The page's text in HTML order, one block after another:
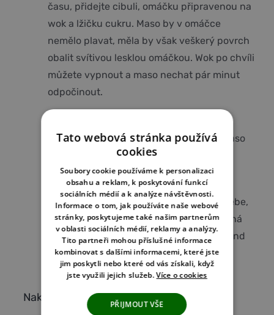
času, přidejte cibuli, omáčku připravenou na
wok a lžičku cukru. Maso by v omáčce
nemělo plavat, měla by však veškerý povrch
obalit svítivou lesklou omáčkou. Wok po chvíli
můžete vypnout a maso nechat pár minut
odpočinout.
salátu a rajčat, při konzumaci můžete maso
namáčet do limetkovo - pepřového dipu.
Podávejte s rýží.
Tip: Poměr omáček můžete ladit podle sebe,
stejně tak množství pepře. Takto to chutná
nám, dejte vědět jaký je Váš oblíbený blend
;-)
Nakupte si pepř na našem e-shopu
Tato webová stránka používá
cookies
Soubory cookie používáme k personalizaci
obsahu a reklam, k poskytování funkcí
sociálních médií a k analýze návštěvnosti.
Informace o tom, jak používáte naše webové
stránky, poskytujeme také našim partnerům
v oblasti sociálních médií, reklamy a analýzy.
Tito partneři mohou příslušné informace
kombinovat s dalšími informacemi, které jste
jim poskytli nebo které od vás získali, když
jste využili jejich služeb.Více o cookies
PŘIJMOUT VŠE